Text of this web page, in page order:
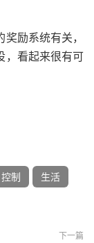
励系统有关，
，看起来很有可
控制 生活
下一篇